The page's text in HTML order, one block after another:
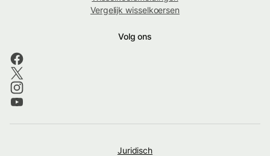
Vergelijk wisselkoersen
Volg ons
Juridisch